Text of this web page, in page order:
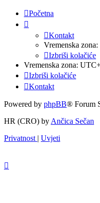
Početna
Kontakt
Vremenska zona:
Izbriši kolačiće
Vremenska zona:
Izbriši kolačiće
Kontakt
Powered by phpBB® Forum
HR (CRO) by Ančica Sečan
Privatnost | Uvjeti